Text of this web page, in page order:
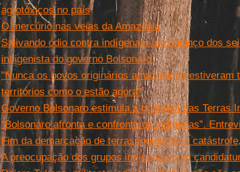
agrotóxicos no país
O mercúrio nas veias da Amazônia
Salivando ódio contra indígenas: um balanço dos
indigenista do governo Bolsonaro
"Nunca os povos originários amazônicos estiveram
territórios como o estão agora"
Governo Bolsonaro estimula a grilagem das Terras
“Bolsonaro afronta e confronta os indígenas”.
Fim da demarcação de terras indígenas é
A preocupação dos grupos indígenas com